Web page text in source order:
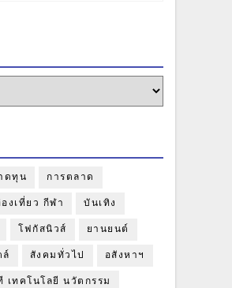
ดทุน การตลาด
งเที่ยว กีฬา บันเทิง
โฟกัสนิวส์ ยานยนต์
ล์ สังคมทั่วไป อสังหาฯ
เทคโนโลยี นวัตกรรม